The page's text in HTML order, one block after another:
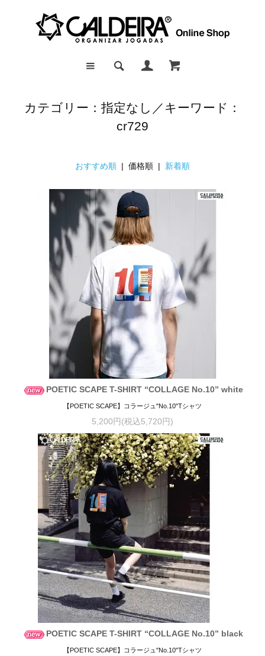
カテゴリー：指定なし／キーワード：
cr729
おすすめ順 | 価格順 | 新着順
POETIC SCAPE T-SHIRT “COLLAGE No.10” white
【POETIC SCAPE】コラージュ"No.10"Tシャツ
5,200円(税込5,720円)
POETIC SCAPE T-SHIRT “COLLAGE No.10” black
【POETIC SCAPE】コラージュ"No.10"Tシャツ